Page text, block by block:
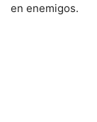
en enemigos.